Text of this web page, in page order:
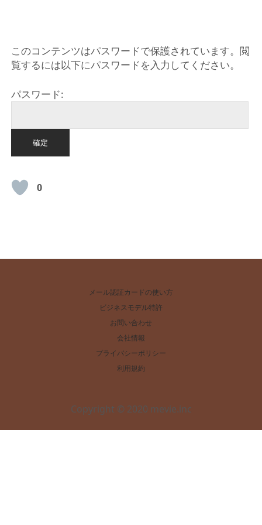
このコンテンツはパスワードで保護されています。閲
覧するには以下にパスワードを入力してください。
パスワード:
0
メール認証カードの使い方
ビジネスモデル特許
お問い合わせ
会社情報
プライバシーポリシー
利用規約
Copyright © 2020 mevie.inc